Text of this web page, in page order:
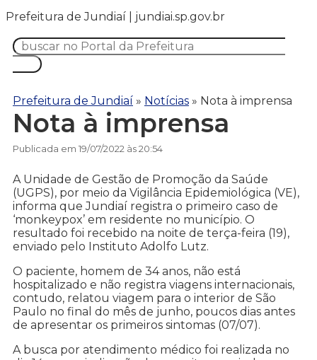
Prefeitura de Jundiaí | jundiai.sp.gov.br
Prefeitura de Jundiaí » Notícias » Nota à imprensa
Nota à imprensa
Publicada em 19/07/2022 às 20:54
A Unidade de Gestão de Promoção da Saúde
(UGPS), por meio da Vigilância Epidemiológica (VE),
informa que Jundiaí registra o primeiro caso de
‘monkeypox’ em residente no município. O
resultado foi recebido na noite de terça-feira (19),
enviado pelo Instituto Adolfo Lutz.
O paciente, homem de 34 anos, não está
hospitalizado e não registra viagens internacionais,
contudo, relatou viagem para o interior de São
Paulo no final do mês de junho, poucos dias antes
de apresentar os primeiros sintomas (07/07).
A busca por atendimento médico foi realizada no